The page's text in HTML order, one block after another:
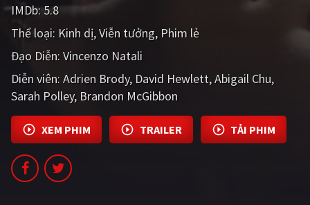
Tổng hợp
CẬP NHẬT
PHIM MỚI
PHIM BỘ
PHIM LẺ
PHIM CHIẾU RẠP
TUYỂN TẬP PHIM
IMDb:5.8
Thể loại: Kinh dị Viễn tưởng Phim lẻ
Đạo Diễn: Vincenzo Natali
Diễn viên: Adrien Brody David Hewlett Abigail Chu
Sarah Polley Brandon McGibbon
XEM PHIM TRAILER TẢI PHIM